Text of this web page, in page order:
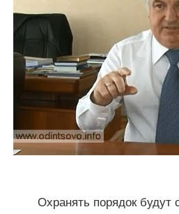
Охранять порядок будут